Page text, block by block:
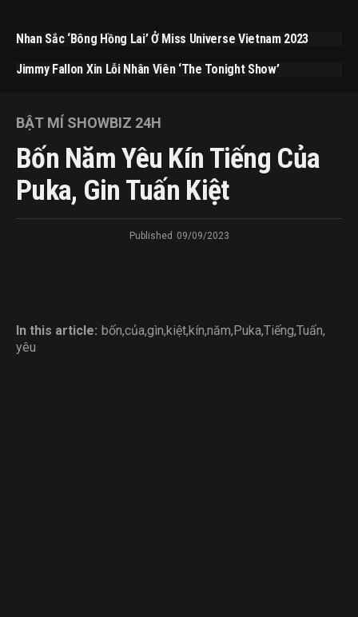
Nhan Sắc ‘bông Hồng Lai’ Ở Miss Universe Vietnam 2023
Jimmy Fallon Xin Lỗi Nhân Viên ‘The Tonight Show’
BẬT MÍ SHOWBIZ 24H
Bốn Năm Yêu Kín Tiếng Của
Puka, Gin Tuấn Kiệt
Published 09/09/2023
In this article: bốn,của,gìn,kiệt,kín,năm,Puka,Tiếng,Tuấn,
yêu